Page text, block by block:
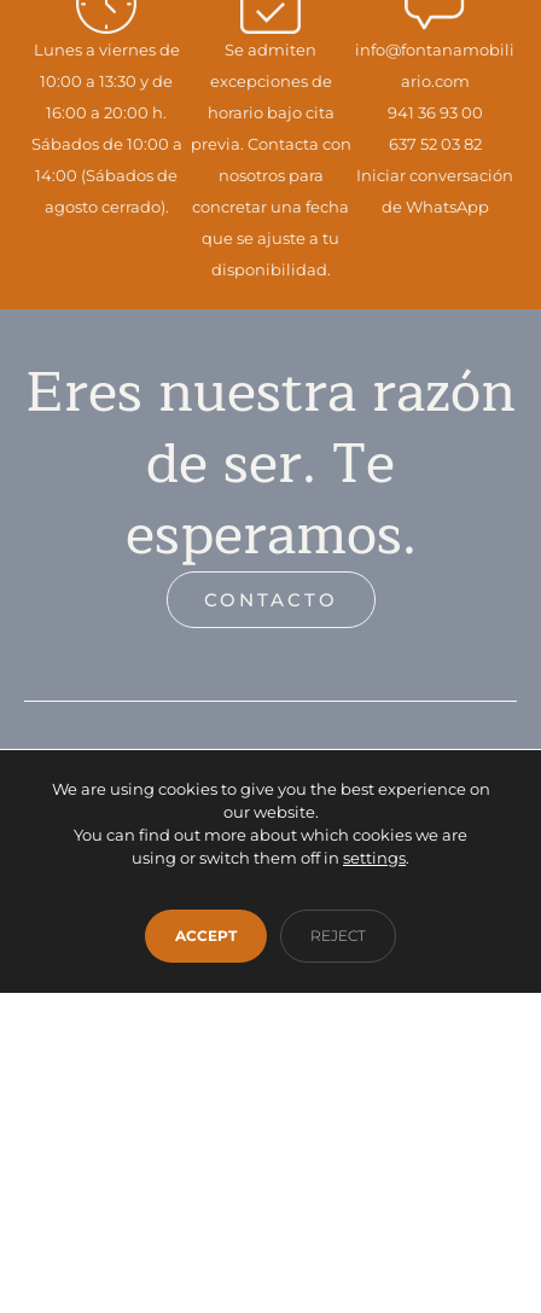
Lunes a viernes de
10:00 a 13:30 y de
16:00 a 20:00 h.
Sábados de 10:00 a
14:00 (Sábados de
agosto cerrado).
Se admiten
excepciones de
horario bajo cita
previa. Contacta con
nosotros para
concretar una fecha
que se ajuste a tu
disponibilidad.
info@fontanamobili
ario.com
941 36 93 00
637 52 03 82
Iniciar conversación
de WhatsApp
Eres nuestra razón
de ser. Te
esperamos.
CONTACTO
EMPRESA SERVICIOS
PRODUCTOS
OUTLET
CONTACTO
We are using cookies to give you the best experience on
our website.
You can find out more about which cookies we are
using or switch them off in settings.
ACCEPT REJECT